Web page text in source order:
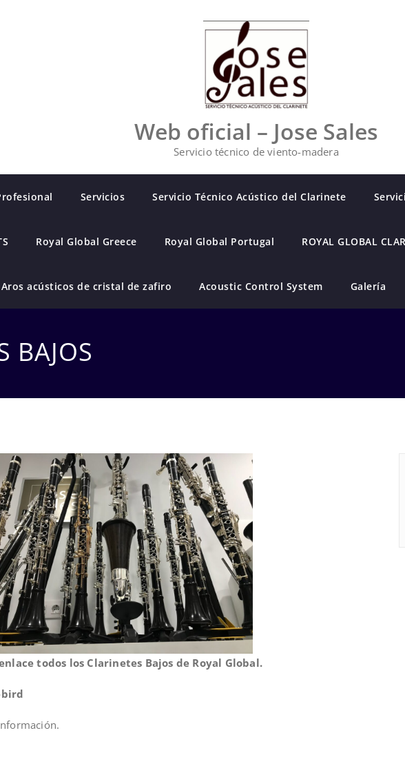
Web oficial – Jose Sales
Servicio técnico de viento-madera
Servicios Servicio Técnico Acústico del Clarinete
Royal Global Greece Royal Global Portugal ROYAL GLOBAL
Aros acústicos de cristal de zafiro Acoustic Control System Galería
BAJOS
todos los Clarinetes Bajos de Royal Global.